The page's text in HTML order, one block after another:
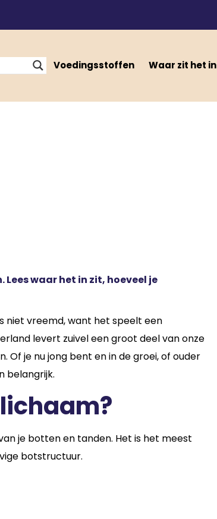
Voedingsstoffen Waar zit het in
waar het in zit, hoeveel je
niet vreemd, want het speelt een
levert zuivel een groot deel van onze
je nu jong bent en in de groei, of ouder
belangrijk.
je botten en tanden. Het is het meest
botstructuur.